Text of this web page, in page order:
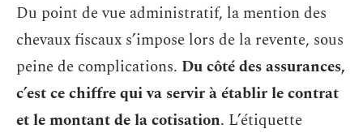
Du point de vue administratif, la mention des
chevaux fiscaux s’impose lors de la revente, sous
peine de complications. Du côté des assurances,
c’est ce chiffre qui va servir à établir le contrat
et le montant de la cotisation. L’étiquette